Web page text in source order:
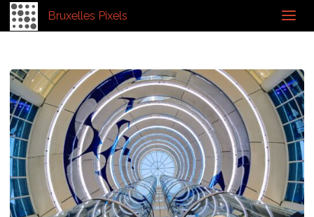
Bruxelles Pixelscategory "Hélène Cook"